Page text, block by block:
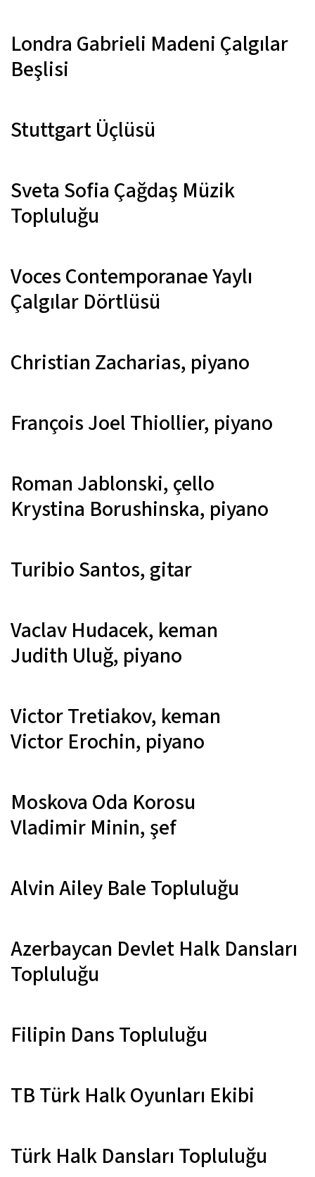
Londra Gabrieli Madeni Çalgılar
Beşlisi
Stuttgart Üçlüsü
Sveta Sofia Çağdaş Müzik
Topluluğu
Voces Contemporanae Yaylı
Çalgılar Dörtlüsü
Christian Zacharias, piyano
François Joel Thiollier, piyano
Roman Jablonski, çello
Krystina Borushinska, piyano
Turibio Santos, gitar
Vaclav Hudacek, keman
Judith Uluğ, piyano
Victor Tretiakov, keman
Victor Erochin, piyano
Moskova Oda Korosu
Vladimir Minin, şef
Alvin Ailey Bale Topluluğu
Azerbaycan Devlet Halk Dansları
Topluluğu
Filipin Dans Topluluğu
TB Türk Halk Oyunları Ekibi
Türk Halk Dansları Topluluğu